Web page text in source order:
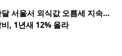
서울서 외식값 오름세 지속…
, 1년새 12% 올라